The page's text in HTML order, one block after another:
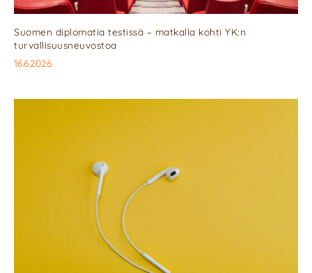
Suomen diplomatia testissä – matkalla kohti YK:n
turvallisuusneuvostoa
16.6.2026